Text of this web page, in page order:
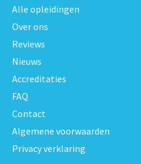
Alle opleidingen
Over ons
Reviews
Nieuws
Accreditaties
FAQ
Contact
Algemene voorwaarden
Privacy verklaring